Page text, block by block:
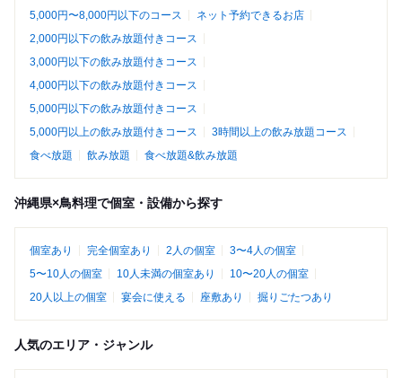
5,000円〜8,000円以下のコース
ネット予約できるお店
2,000円以下の飲み放題付きコース
3,000円以下の飲み放題付きコース
4,000円以下の飲み放題付きコース
5,000円以下の飲み放題付きコース
5,000円以上の飲み放題付きコース
3時間以上の飲み放題コース
食べ放題
飲み放題 食べ放題&飲み放題
沖縄県×鳥料理で個室・設備から探す
個室あり 完全個室あり 2人の個室
3〜4人の個室
5〜10人の個室
10人未満の個室あり
10〜20人の個室
20人以上の個室
宴会に使える 座敷あり 掘りごたつあり
人気のエリア・ジャンル